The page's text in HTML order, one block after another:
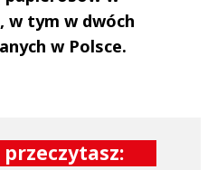
komentarze
w tym w dwóch
w Polsce.